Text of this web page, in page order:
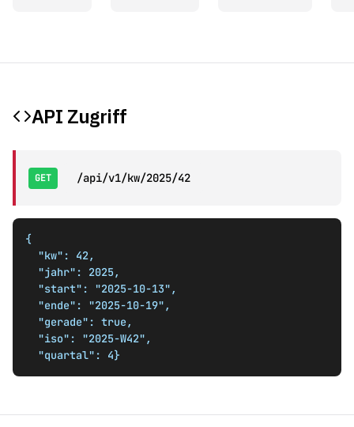
API Zugriff
GET /api/v1/kw/2025/42
{
  "quartal": 4}